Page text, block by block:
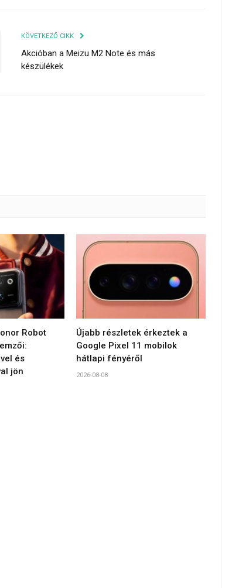
KÖVETKEZŐ CIKK
Akcióban a Meizu M2 Note és más
készülékek
Robot
és
jön
Újabb részletek érkeztek a
Google Pixel 11 mobilok
hátlapi fényéről
2026-08-08